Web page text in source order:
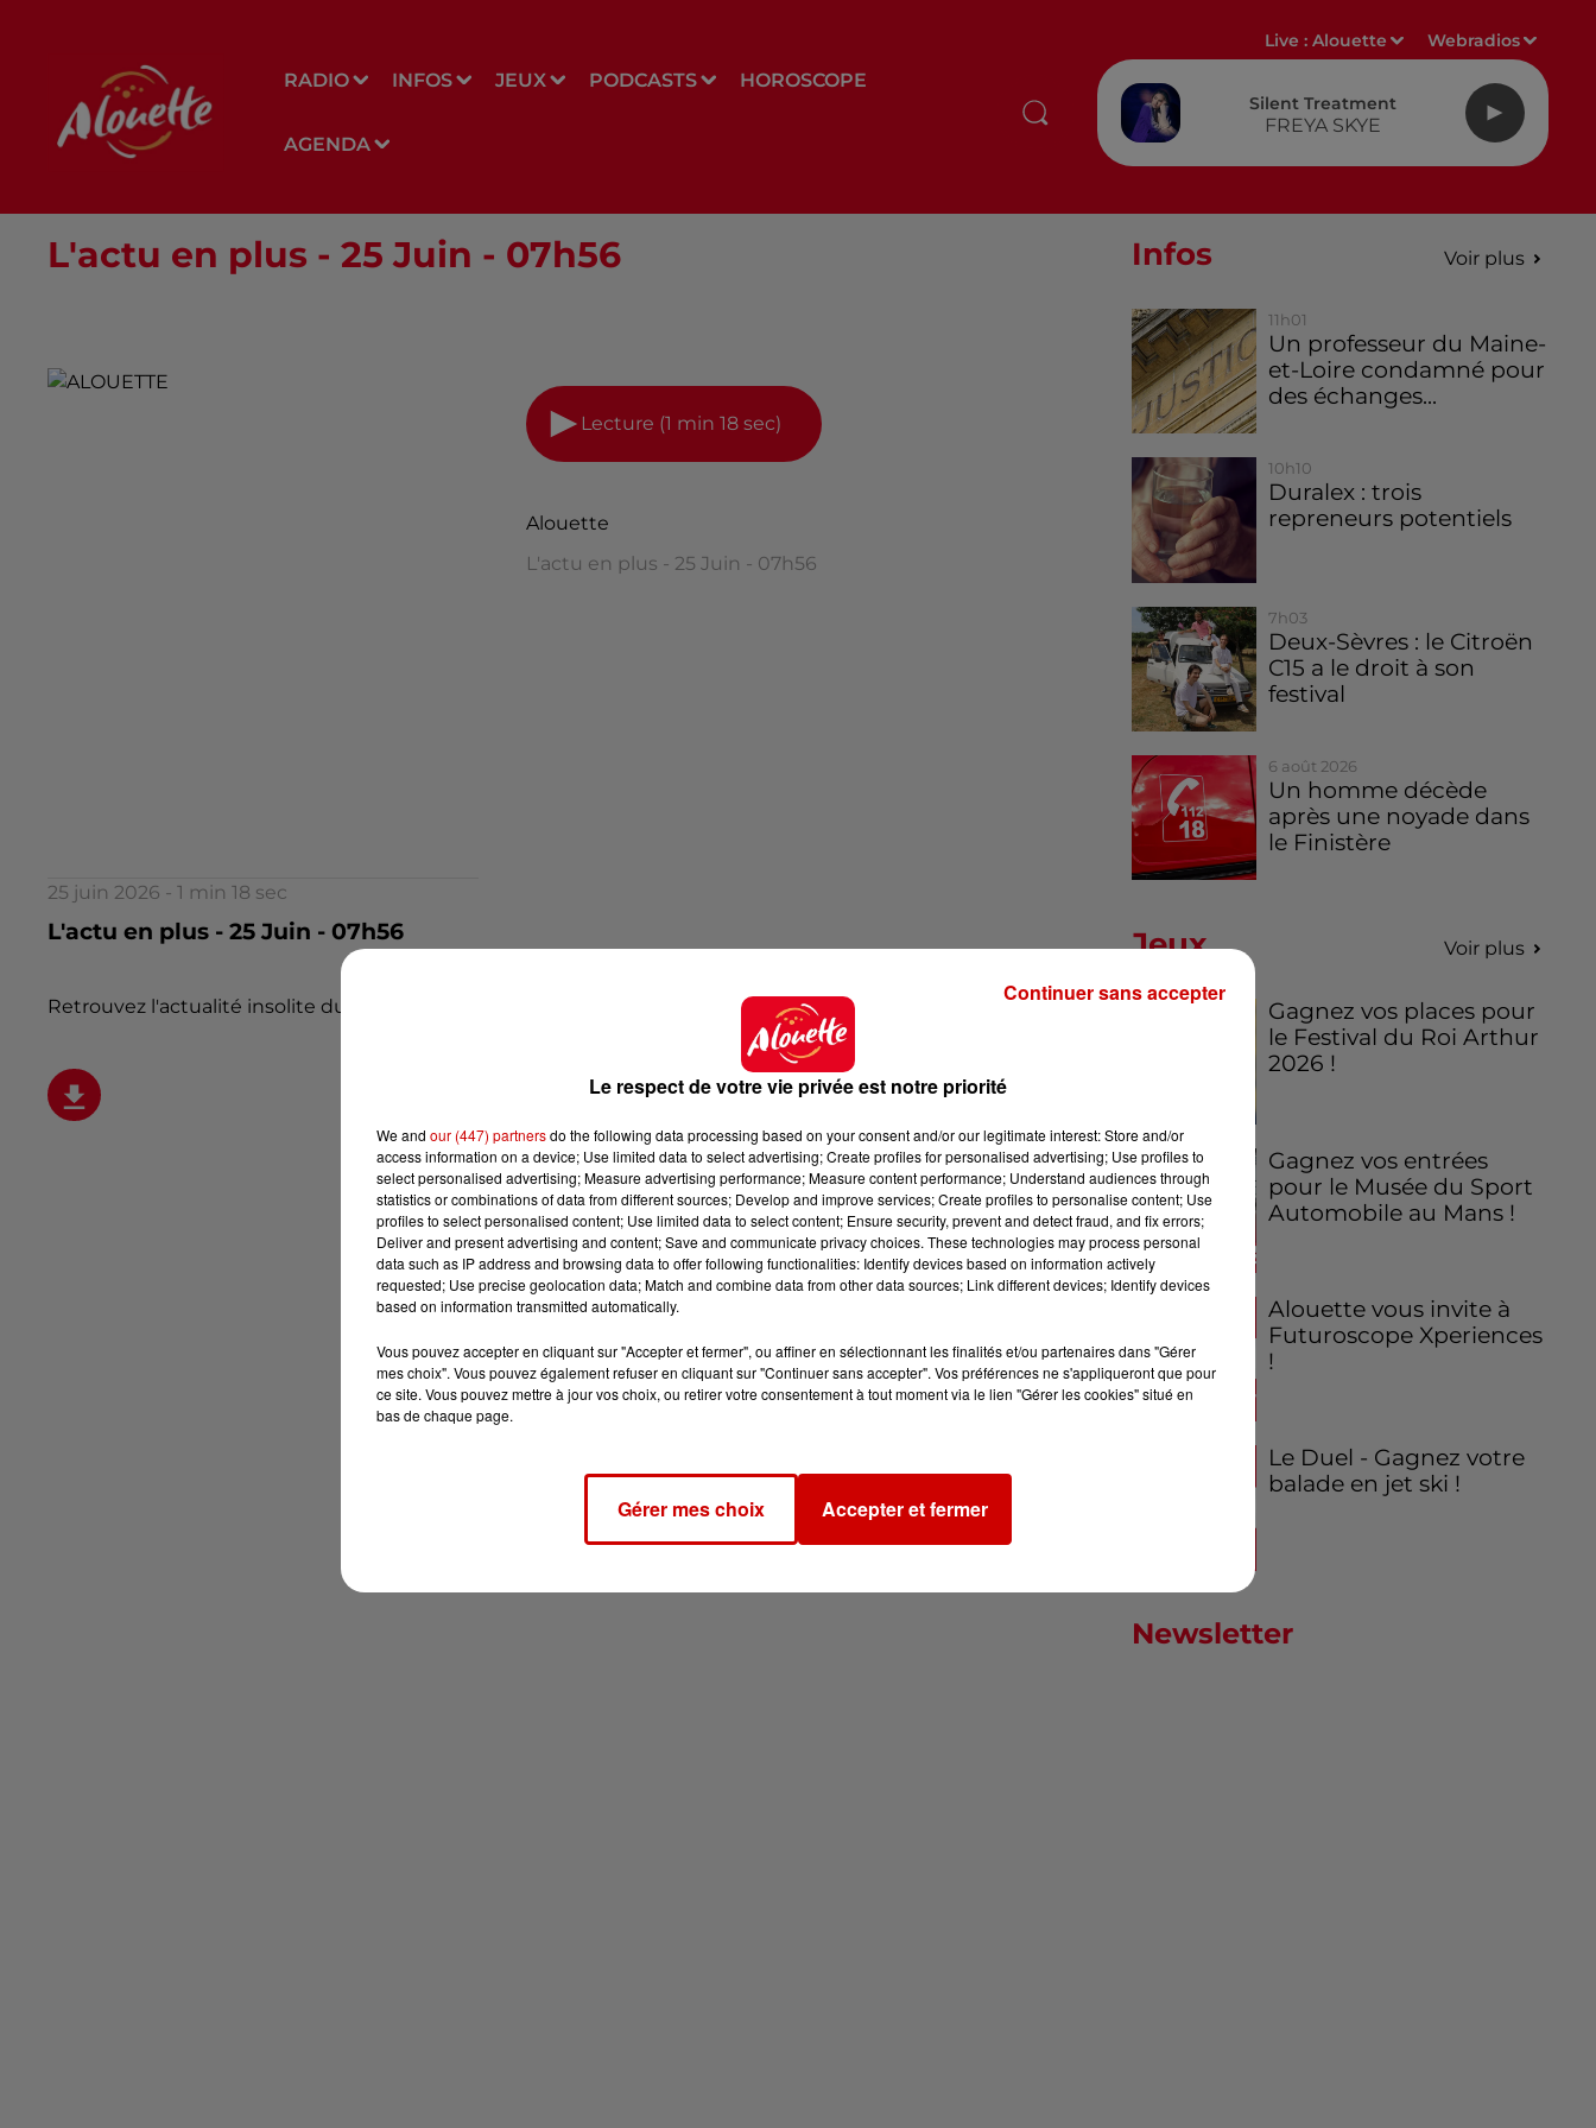
RADIO INFOS JEUX PODCASTS HOROSCOPE
AGENDA
Live :Alouette Webradios
Silent Treatment
FREYA SKYE
L'actu en plus - 25 Juin - 07h56
Lecture (1 min 18 sec)
Alouette
L'actu en plus - 25 Juin - 07h56
25 juin 2026 - 1 min 18 sec
L'actu en plus - 25 Juin - 07h56
Retrouvez l'actualité insolite du jour dans l 'Actu en Plus à 7h55 !
Infos Voir plus
11h01
Un professeur du Maine-
et-Loire condamné pour
des échanges...
10h10
Duralex : trois
repreneurs potentiels
7h03
Deux-Sèvres : le Citroën
C15 a le droit à son
festival
6 août 2026
Un homme décède
après une noyade dans
le Finistère
Jeux Voir plus
Gagnez vos places pour
le Festival du Roi Arthur
2026 !
Gagnez vos entrées
pour le Musée du Sport
Automobile au Mans !
Alouette vous invite à
Futuroscope Xperiences
!
Le Duel - Gagnez votre
balade en jet ski !
Newsletter
Le respect de votre vie privée est notre priorité
We and our (447) partnersdo the following data processing based on your consent and/or our legitimate interest: Store and/or
access information on a device; Use limited data to select advertising; Create profiles for personalised advertising; Use profiles to
select personalised advertising; Measure advertising performance; Measure content performance; Understand audiences through
statistics or combinations of data from different sources; Develop and improve services; Create profiles to personalise content; Use
profiles to select personalised content; Use limited data to select content; Ensure security, prevent and detect fraud, and fix errors;
Deliver and present advertising and content; Save and communicate privacy choices. These technologies may process personal
data such as IP address and browsing data to offer following functionalities: Identify devices based on information actively
requested; Use precise geolocation data; Match and combine data from other data sources; Link different devices; Identify devices
based on information transmitted automatically.
Vous pouvez accepter en cliquant sur "Accepter et fermer", ou affiner en sélectionnant les finalités et/ou partenaires dans "Gérer
mes choix". Vous pouvez également refuser en cliquant sur "Continuer sans accepter". Vos préférences ne s'appliqueront que pour
ce site. Vous pouvez mettre à jour vos choix, ou retirer votre consentement à tout moment via le lien "Gérer les cookies" situé en
bas de chaque page.
Gérer mes choix Accepter et fermer
Continuer sans accepter